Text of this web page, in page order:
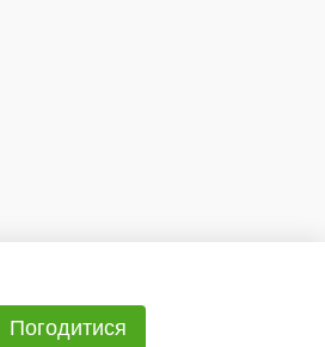
Погодитися